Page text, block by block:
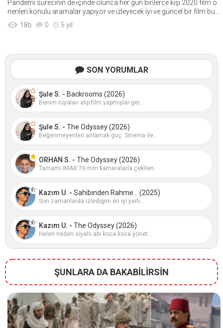
Pandemi sürecinin de içinde olunca her gün binlerce kişi 2020 film ö
nerileri konulu aramalar yapıyor ve izleyecek iyi ve güncel bir film bul
mak i&cc
18b 0 5 yıl
SON YORUMLAR
Şule S. - Backrooms (2026)
Benim rüyaları alıp film yapmışlar ger...
Şule S. - The Odyssey (2026)
Beğenmeyenleri anlamak güç. Sinema ile...
ORHAN S. - The Odyssey (2026)
Tamamı IMAX 70 mm kameralarla çekilen...
Kazım U. - Sahibinden Rahme... (2025)
Son zamanlarda izlediğim en iyi yerli...
Kazım U. - The Odyssey (2026)
Helen neden siyahi abi koca koca yönet...
ŞUNLARA DA BAKABİLİRSİN